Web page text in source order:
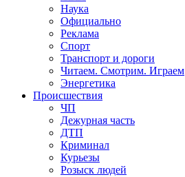
Наука
Официально
Реклама
Спорт
Транспорт и дороги
Читаем. Смотрим. Играем
Энергетика
Происшествия
ЧП
Дежурная часть
ДТП
Криминал
Курьезы
Розыск людей